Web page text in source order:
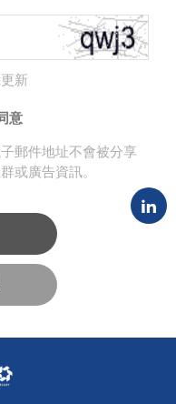
新
意
郵件地址不會被分享
或廣告資訊。